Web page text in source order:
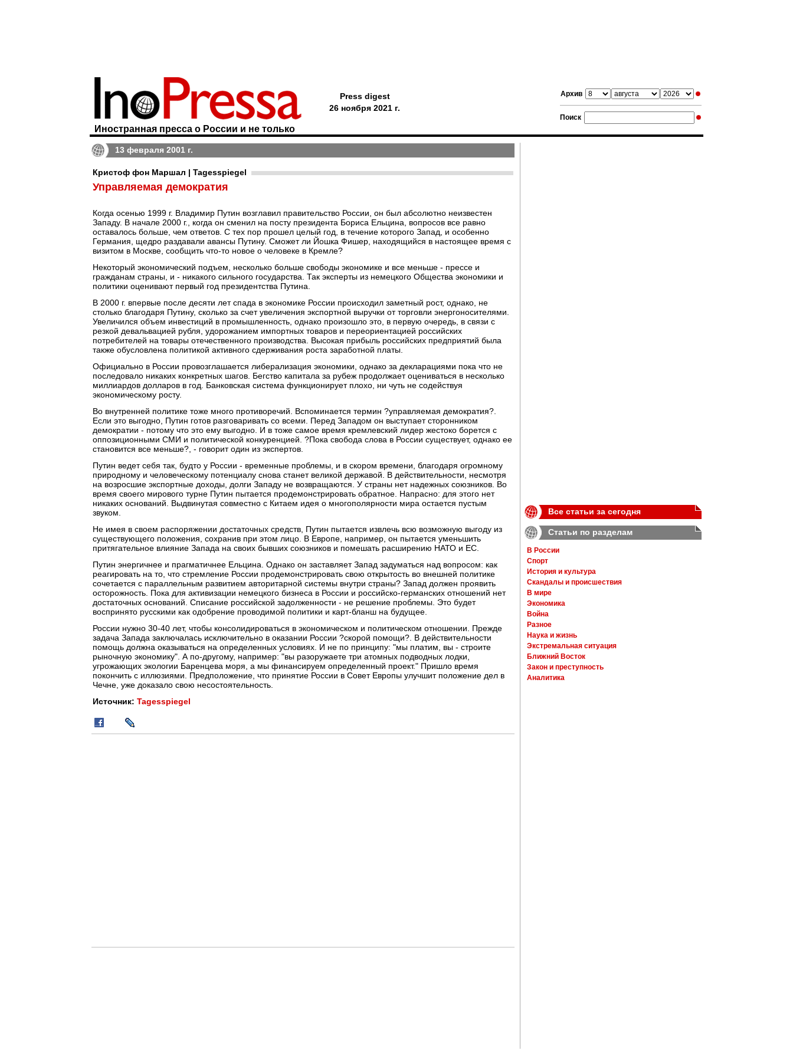
Архив
Поиск
Иностранная пресса о России и не только
Press digest
26 ноября 2021 г.
13 февраля 2001 г.
Кристоф фон Маршал | Tagesspiegel
Управляемая демократия
Когда осенью 1999 г. Владимир Путин возглавил правительство России, он был абсолютно неизвестен
Западу. В начале 2000 г., когда он сменил на посту президента Бориса Ельцина, вопросов все равно
оставалось больше, чем ответов. С тех пор прошел целый год, в течение которого Запад, и особенно
Германия, щедро раздавали авансы Путину. Сможет ли Йошка Фишер, находящийся в настоящее время с
визитом в Москве, сообщить что-то новое о человеке в Кремле?
Некоторый экономический подъем, несколько больше свободы экономике и все меньше - прессе и
гражданам страны, и - никакого сильного государства. Так эксперты из немецкого Общества экономики и
политики оценивают первый год президентства Путина.
В 2000 г. впервые после десяти лет спада в экономике России происходил заметный рост, однако, не
столько благодаря Путину, сколько за счет увеличения экспортной выручки от торговли энергоносителями.
Увеличился объем инвестиций в промышленность, однако произошло это, в первую очередь, в связи с
резкой девальвацией рубля, удорожанием импортных товаров и переориентацией российских
потребителей на товары отечественного производства. Высокая прибыль российских предприятий была
также обусловлена политикой активного сдерживания роста заработной платы.
Официально в России провозглашается либерализация экономики, однако за декларациями пока что не
последовало никаких конкретных шагов. Бегство капитала за рубеж продолжает оцениваться в несколько
миллиардов долларов в год. Банковская система функционирует плохо, ни чуть не содействуя
экономическому росту.
Во внутренней политике тоже много противоречий. Вспоминается термин ?управляемая демократия?.
Если это выгодно, Путин готов разговаривать со всеми. Перед Западом он выступает сторонником
демократии - потому что это ему выгодно. И в тоже самое время кремлевский лидер жестоко борется с
оппозиционными СМИ и политической конкуренцией. ?Пока свобода слова в России существует, однако ее
становится все меньше?, - говорит один из экспертов.
Путин ведет себя так, будто у России - временные проблемы, и в скором времени, благодаря огромному
природному и человеческому потенциалу снова станет великой державой. В действительности, несмотря
на возросшие экспортные доходы, долги Западу не возвращаются. У страны нет надежных союзников. Во
время своего мирового турне Путин пытается продемонстрировать обратное. Напрасно: для этого нет
никаких оснований. Выдвинутая совместно с Китаем идея о многополярности мира остается пустым
звуком.
Не имея в своем распоряжении достаточных средств, Путин пытается извлечь всю возможную выгоду из
существующего положения, сохранив при этом лицо. В Европе, например, он пытается уменьшить
притягательное влияние Запада на своих бывших союзников и помешать расширению НАТО и ЕС.
Путин энергичнее и прагматичнее Ельцина. Однако он заставляет Запад задуматься над вопросом: как
реагировать на то, что стремление России продемонстрировать свою открытость во внешней политике
сочетается с параллельным развитием авторитарной системы внутри страны? Запад должен проявить
осторожность. Пока для активизации немецкого бизнеса в России и российско-германских отношений нет
достаточных оснований. Списание российской задолженности - не решение проблемы. Это будет
воспринято русскими как одобрение проводимой политики и карт-бланш на будущее.
России нужно 30-40 лет, чтобы консолидироваться в экономическом и политическом отношении. Прежде
задача Запада заключалась исключительно в оказании России ?скорой помощи?. В действительности
помощь должна оказываться на определенных условиях. И не по принципу: "мы платим, вы - строите
рыночную экономику". А по-другому, например: "вы разоружаете три атомных подводных лодки,
угрожающих экологии Баренцева моря, а мы финансируем определенный проект." Пришло время
покончить с иллюзиями. Предположение, что принятие России в Совет Европы улучшит положение дел в
Чечне, уже доказало свою несостоятельность.
Источник: Tagesspiegel
Все статьи за сегодня
Статьи по разделам
В России
Спорт
История и культура
Скандалы и происшествия
В мире
Экономика
Война
Разное
Наука и жизнь
Экстремальная ситуация
Ближний Восток
Закон и преступность
Аналитика